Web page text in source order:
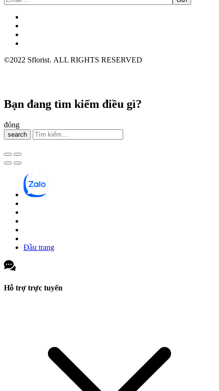
©2022 Sflorist. ALL RIGHTS RESERVED
Bạn đang tìm kiếm điều gì?
đóng
search
Đầu trang
Hỗ trợ trực tuyến